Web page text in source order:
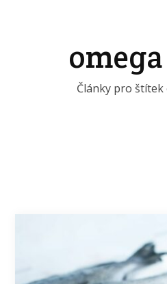
Články pro štítek